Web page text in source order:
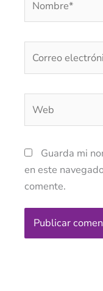
electrónico*
Guarda mi
en este
comente.